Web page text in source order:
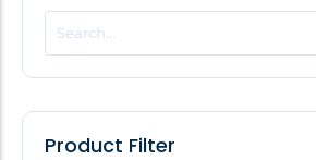
POPULAR THIS WEEK
No Posts Found!
Product Filter